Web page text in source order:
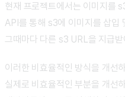
현재 프로젝트에서는 이미지를
API를 통해 s3에 이미지를 삽입
그때마다 다른 s3 URL을 지급
이러한 비효율적인 방식을 개선
실제로 비효율적인 부분을 개선